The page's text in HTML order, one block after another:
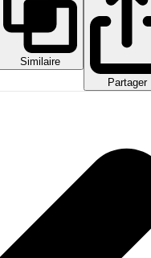
Similaire
Partager